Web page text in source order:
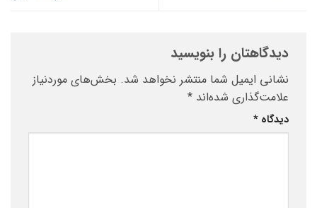
دیدگاهتان را بنویسید
نشانی ایمیل شما منتشر نخواهد شد. بخش‌های موردنیاز
علامت‌گذاری شده‌اند *
دیدگاه *